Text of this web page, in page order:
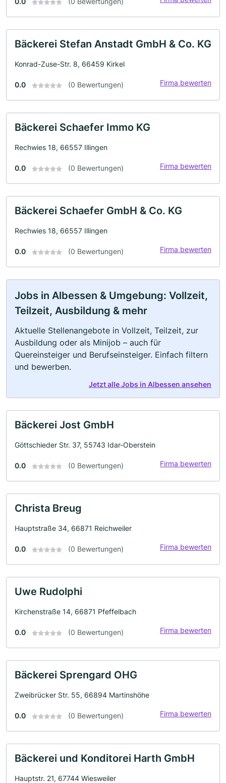
Bäckerei Stefan Anstadt GmbH & Co. KG
Konrad-Zuse-Str. 8, 66459 Kirkel
0.0 (0 Bewertungen) Firma bewerten
Bäckerei Schaefer Immo KG
Rechwies 18, 66557 Illingen
0.0 (0 Bewertungen) Firma bewerten
Bäckerei Schaefer GmbH & Co. KG
Rechwies 18, 66557 Illingen
0.0 (0 Bewertungen) Firma bewerten
Jobs in Albessen & Umgebung: Vollzeit,
Teilzeit, Ausbildung & mehr
Aktuelle Stellenangebote in Vollzeit, Teilzeit, zur
Ausbildung oder als Minijob – auch für
Quereinsteiger und Berufseinsteiger. Einfach filtern
und bewerben.
Jetzt alle Jobs in Albessen ansehen
Bäckerei Jost GmbH
Göttschieder Str. 37, 55743 Idar-Oberstein
0.0 (0 Bewertungen) Firma bewerten
Christa Breug
Hauptstraße 34, 66871 Reichweiler
0.0 (0 Bewertungen) Firma bewerten
Uwe Rudolphi
Kirchenstraße 14, 66871 Pfeffelbach
0.0 (0 Bewertungen) Firma bewerten
Bäckerei Sprengard OHG
Zweibrücker Str. 55, 66894 Martinshöhe
0.0 (0 Bewertungen) Firma bewerten
Bäckerei und Konditorei Harth GmbH
Hauptstr. 21, 67744 Wiesweiler